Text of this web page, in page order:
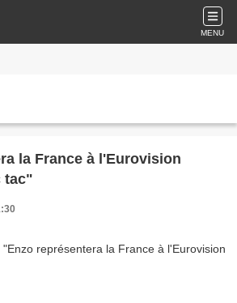
MENU
la France à l'Eurovision
tac"